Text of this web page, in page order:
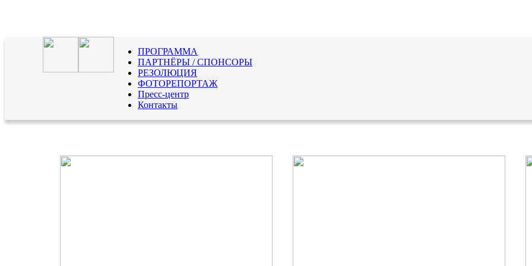
ПРОГРАММА
ПАРТНЁРЫ / СПОНСОРЫ
РЕЗОЛЮЦИЯ
ФОТОРЕПОРТАЖ
Пресс-центр
Контакты